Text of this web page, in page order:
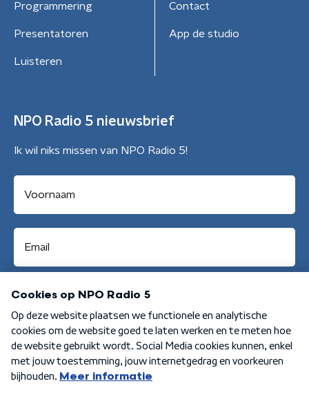
Programmering
Presentatoren
Luisteren
Contact
App de studio
NPO Radio 5 nieuwsbrief
Ik wil niks missen van NPO Radio 5!
Aanmelden
Algemene voorwaarden Privacybeleid